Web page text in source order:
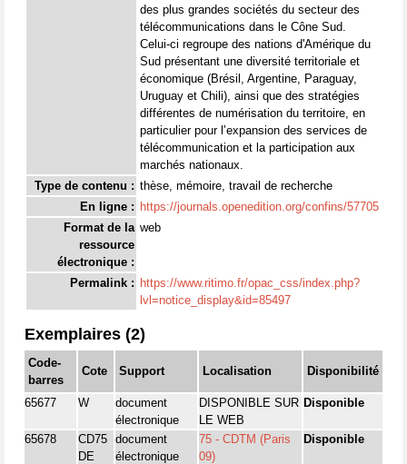
des plus grandes sociétés du secteur des
télécommunications dans le Cône Sud.
Celui-ci regroupe des nations d'Amérique du
Sud présentant une diversité territoriale et
économique (Brésil, Argentine, Paraguay,
Uruguay et Chili), ainsi que des stratégies
différentes de numérisation du territoire, en
particulier pour l’expansion des services de
télécommunication et la participation aux
marchés nationaux.
Type de contenu : thèse, mémoire, travail de recherche
En ligne : https://journals.openedition.org/confins/57705
Format de la
ressource
électronique :
web
Permalink : https://www.ritimo.fr/opac_css/index.php?
lvl=notice_display&id=85497
Exemplaires (2)
Code-
barres
Cote Support Localisation Disponibilité
65677 W
document
électronique
DISPONIBLE SUR
LE WEB
Disponible
65678
CD75
DE
document
électronique
75 - CDTM (Paris
09)
Disponible